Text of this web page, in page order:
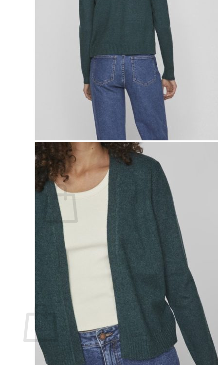
Lasten housut
Lasten trikoo-ja collegehousut
Lasten shortsit
Lasten juhlahousut
Yöasut ja kylpytakit
Lasten yöpaidat
Lasten pyjamat
Kylpytakit
Lasten asusteet
Vyöt, käsineet,pipot, ym
Sukat, sukkahousut, ym
Lasten takit
Ulkoilupuvut, housut ja haalarit
Kirjaudu
Ostoskori on tyhjä.
Takaisin kauppaan
Ostoskori
Ostoskori on tyhjä.